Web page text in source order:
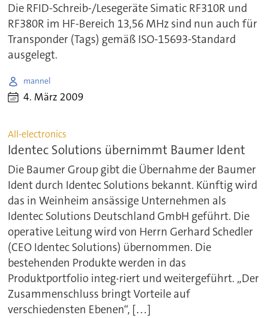
Die RFID-Schreib-/Lesegeräte Simatic RF310R und
RF380R im HF-Bereich 13,56 MHz sind nun auch für
Transponder (Tags) gemäß ISO-15693-Standard
ausgelegt.
mannel
4. März 2009
All-electronics
Identec Solutions übernimmt Baumer Ident
Die Baumer Group gibt die Übernahme der Baumer
Ident durch Identec Solutions bekannt. Künftig wird
das in Weinheim ansässige Unternehmen als
Identec Solutions Deutschland GmbH geführt. Die
operative Leitung wird von Herrn Gerhard Schedler
(CEO Identec Solutions) übernommen. Die
bestehenden Produkte werden in das
Produktportfolio integ‧riert und weitergeführt. „Der
Zusammenschluss bringt Vorteile auf
verschiedensten Ebenen“, […]